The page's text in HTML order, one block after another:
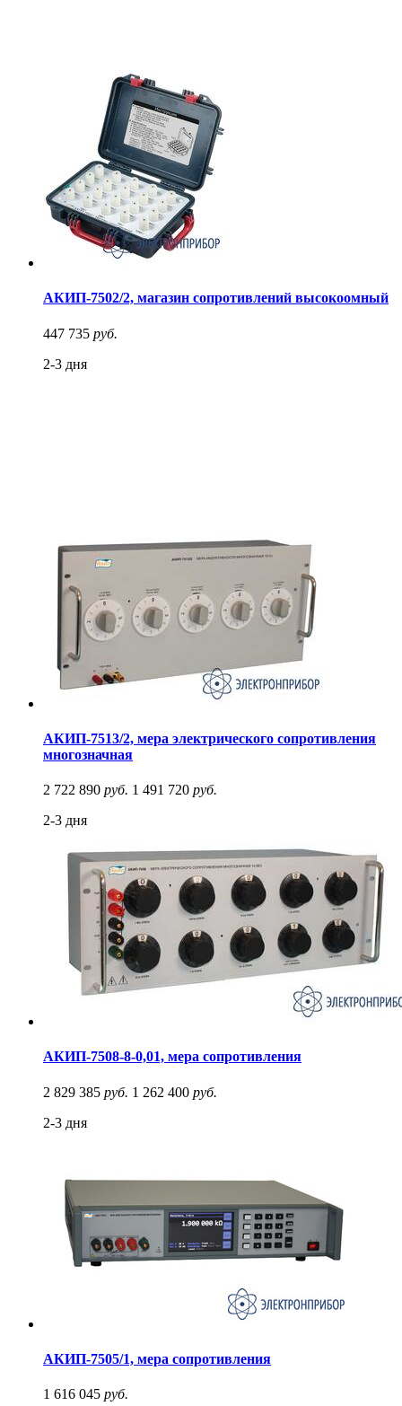
АКИП-7502/2, магазин сопротивлений высокоомный
447 735 руб.
2-3 дня
АКИП-7513/2, мера электрического сопротивления
многозначная
2 722 890 руб. 1 491 720 руб.
2-3 дня
АКИП-7508-8-0,01, мера сопротивления
2 829 385 руб. 1 262 400 руб.
2-3 дня
АКИП-7505/1, мера сопротивления
1 616 045 руб.